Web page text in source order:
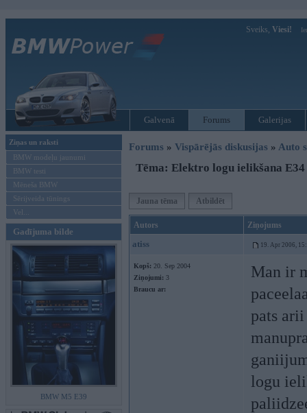
Sveiks, Viesi!
Galvenā Forums Galerijas
Ziņas un raksti
BMW modeļu jaunumi
BMW testi
Mēneša BMW
Sērijveida tūnings
Vel...
Gadījuma bilde
BMW M5 E39
Forums » Vispārējās diskusijas » Auto
Tēma: Elektro logu ielikšana E34
Jauna tēma Atbildēt
Autors Ziņojums
atiss 19. Apr 2006,
Kopš: 20. Sep 2004
Ziņojumi: 3
Braucu ar:
Man ir
pats
logu